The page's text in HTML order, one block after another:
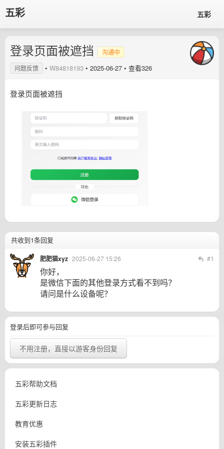
五彩 五彩
登录页面被遮挡
沟通中
问题反馈
• W84818193 • 2025-06-27 • 查看326
登录页面被遮挡
共收到1条回复
肥肥猫xyz 2025-06-27 15:26 #1
你好，
是微信下面的其他登录方式看不到吗？
请问是什么设备呢？
登录后即可参与回复
不用注册，直接以游客身份回复
五彩帮助文档
五彩更新日志
教育优惠
安装五彩插件